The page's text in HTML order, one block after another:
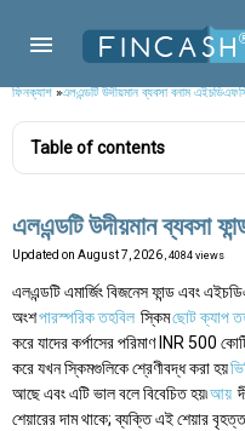
ফিনক্যাশ»এলএন্ডটি উদীয়মান ব্যবসা বনাম
Table of contents
এলএন্ডটি উদীয়মান ব্যবসা
Updated on August 7, 2026 , 4084 views
এলএন্ডটি এমার্জিং বিজনেস ফান্ড এবং
অংশপারস্পরিক তহবিল স্কিমছোট ক্যাপ
করে যাদের কর্পাসের পরিমাণ INR 500
করে যখন স্কিমগুলিকে শ্রেণীবদ্ধ করা হয়
আছে এবং এটি ভাল বলে বিবেচিত হয়৷আয়
শেয়ারের দাম থাকে; ব্যক্তি এই শেয়ার